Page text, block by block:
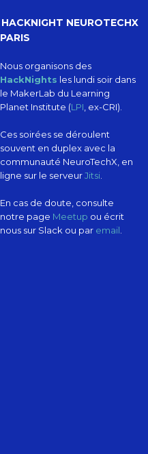
HACKNIGHT NEUROTECHX
PARIS
Nous organisons des
HackNights les lundi soir dans
le MakerLab du Learning
Planet Institute (LPI , ex-CRI).
Ces soirées se déroulent
souvent en duplex avec la
communauté NeuroTechX, en
ligne sur le serveurJitsi.
En cas de doute, consulte
notre page Meetup ou écrit
nous sur Slack ou par email